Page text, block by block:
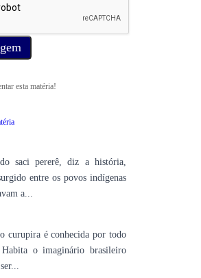
esta matéria!
saci pererê, diz a história,
entre os povos indígenas
a...
curupira é conhecida por todo
o imaginário brasileiro